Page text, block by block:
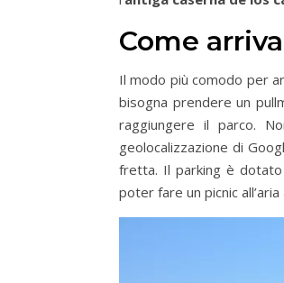
Come
Il modo più comodo per
bisogna prendere un
raggiungere il parco.
geolocalizzazione di
fretta. Il parking è dotato
poter fare un picnic